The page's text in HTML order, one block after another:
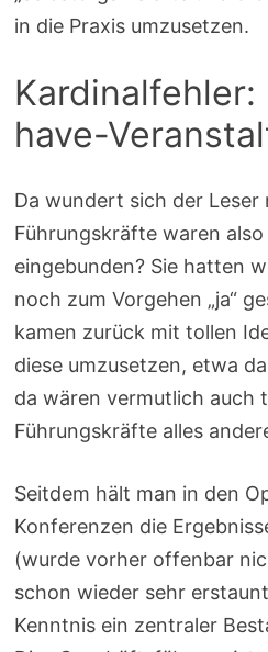
in die Praxis umzusetzen.
have-
Da wundert sich der Leser
Führungskräfte waren
eingebunden? Sie hatten
noch zum Vorgehen „ja“
kamen zurück mit tollen
diese umzusetzen, etwa
da wären vermutlich auch
Führungskräfte alles
Seitdem hält man in den
Konferenzen die
(wurde vorher offenbar
schon wieder sehr
Kenntnis ein zentraler